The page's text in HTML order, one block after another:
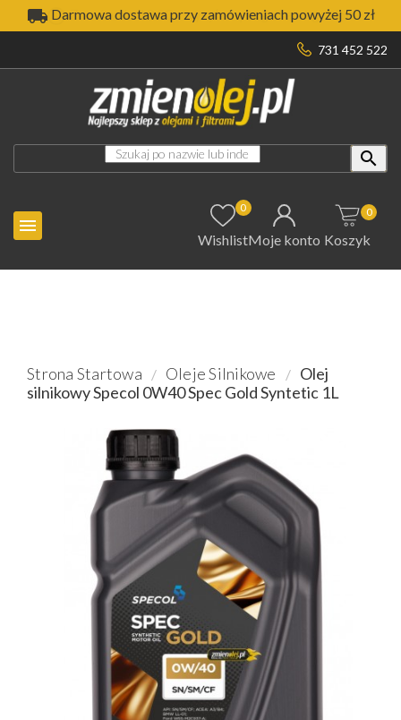
 Darmowa dostawa przy zamówieniach powyżej 50 zł
731 452 522


0
WishlistMoje konto Koszyk
0
Strona Startowa Oleje Silnikowe
Olej
silnikowy Specol 0W40 Spec Gold Syntetic 1L